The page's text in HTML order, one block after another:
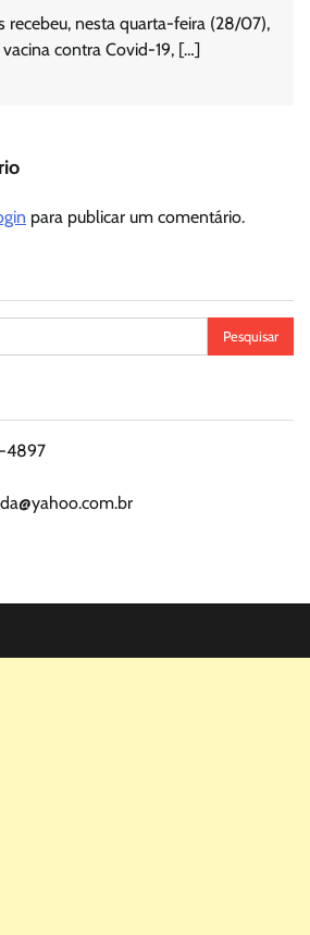
recebeu, nesta quarta-feira (28/07),
contra Covid-19, […]
para publicar um comentário.
4897